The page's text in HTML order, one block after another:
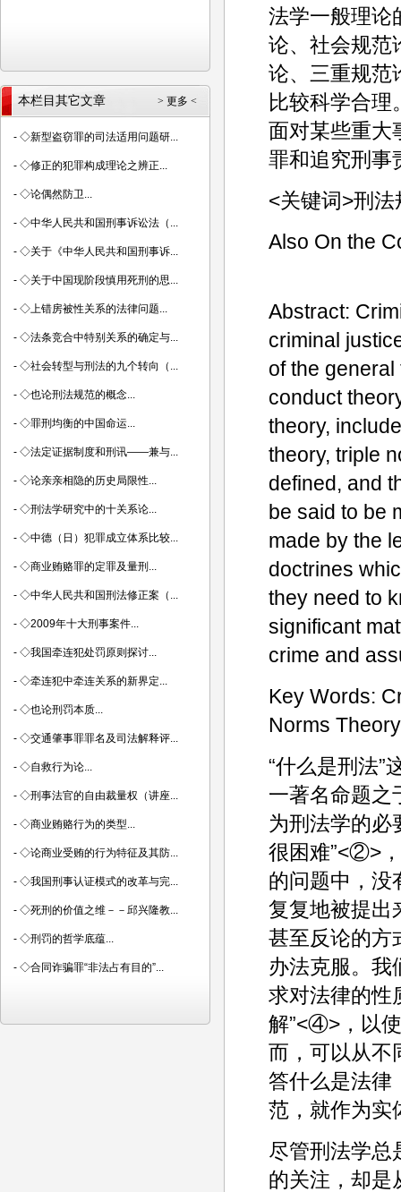
法学一般理论
论、社会规范
论、三重规范
比较科学合理
面对某些重大
罪和追究刑事
<关键词>刑
Also On the
Abstract:
criminal
of the
conduct
theory,
theory, triple
defined, and
be said to be
made by the
doctrines
they need to
significant
crime and
Key Words:
Norms
“什么是刑法”
一著名命题
为刑法学的必
很困难”<②>
的问题中，没
复复地被提出
甚至反论的方
办法克服。我
求对法律的性
解”<④>，以
而，可以从不
答什么是法律
范，就作为实
尽管刑法学总
的关注，却是
> 更多 <
本栏目其它文章
- ◇新型盗窃罪的司法适用问题研...
- ◇修正的犯罪构成理论之辨正...
- ◇论偶然防卫...
- ◇中华人民共和国刑事诉讼法（...
- ◇关于《中华人民共和国刑事诉...
- ◇关于中国现阶段慎用死刑的思...
- ◇上错房被性关系的法律问题...
- ◇法条竞合中特别关系的确定与...
- ◇社会转型与刑法的九个转向（...
- ◇也论刑法规范的概念...
- ◇罪刑均衡的中国命运...
- ◇法定证据制度和刑讯——兼与...
- ◇论亲亲相隐的历史局限性...
- ◇刑法学研究中的十关系论...
- ◇中德（日）犯罪成立体系比较...
- ◇商业贿赂罪的定罪及量刑...
- ◇中华人民共和国刑法修正案（...
- ◇2009年十大刑事案件...
- ◇我国牵连犯处罚原则探讨...
- ◇牵连犯中牵连关系的新界定...
- ◇也论刑罚本质...
- ◇交通肇事罪罪名及司法解释评...
- ◇自救行为论...
- ◇刑事法官的自由裁量权（讲座...
- ◇商业贿赂行为的类型...
- ◇论商业受贿的行为特征及其防...
- ◇我国刑事认证模式的改革与完...
- ◇死刑的价值之维－－邱兴隆教...
- ◇刑罚的哲学底蕴...
- ◇合同诈骗罪“非法占有目的”...